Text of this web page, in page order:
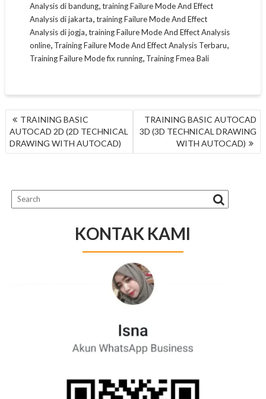
Analysis di bandung,training Failure Mode And Effect
Analysis di jakarta,training Failure Mode And Effect
Analysis di jogja,training Failure Mode And Effect Analysis
online, Training Failure Mode And Effect Analysis Terbaru,
Training Failure Mode fix running, Training Fmea Bali
NAVIGASI
POS
TRAINING BASIC
AUTOCAD 2D (2D TECHNICAL
DRAWING WITH AUTOCAD)
TRAINING BASIC AUTOCAD
3D (3D TECHNICAL DRAWING
WITH AUTOCAD)
KONTAK KAMI